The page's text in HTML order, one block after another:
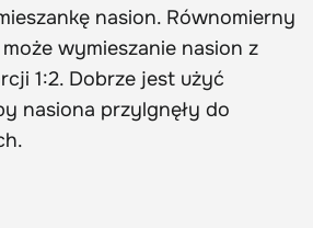
nasion. Równomierny
wymieszanie nasion z
1:2. Dobrze jest użyć
nasiona przylgnęły do